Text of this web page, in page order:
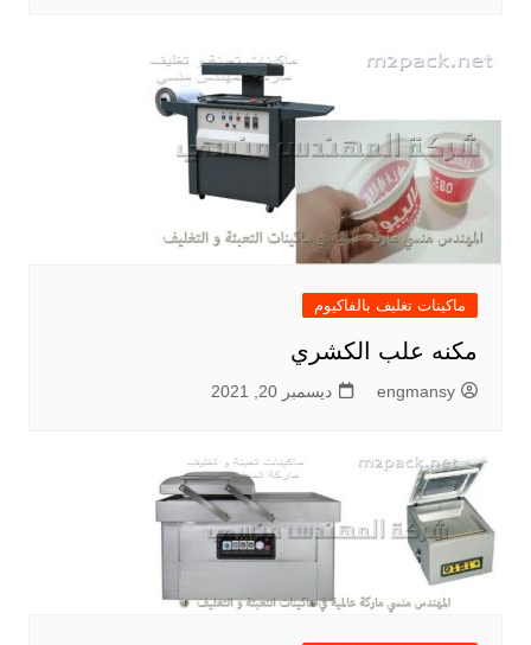
ماكينات تغليف بالفاكيوم
مكنه علب الكشري
engmansy ديسمبر 20, 2021